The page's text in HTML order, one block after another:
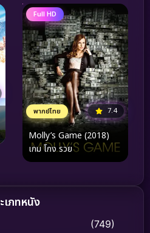
Full HD
พากย์ไทย 7.4
Molly’s Game (2018)
เกม โกง รวย
เภทหนัง
(749)